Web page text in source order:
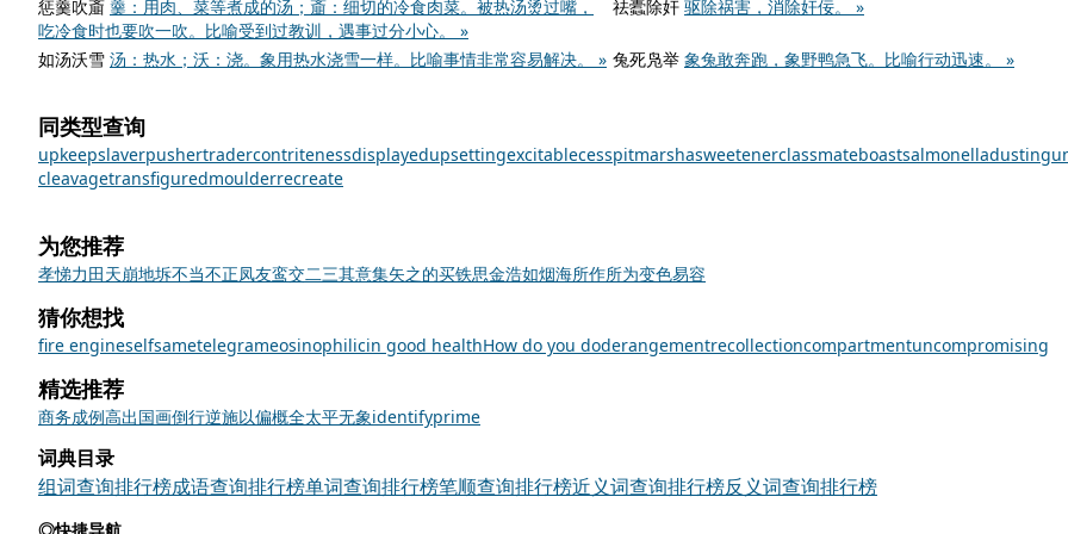
惩羹吹齑 羹：用肉、菜等煮成的汤；齑：细切的冷食肉菜。被热汤烫过嘴，
吃冷食时也要吹一吹。比喻受到过教训，遇事过分小心。 »
祛蠹除奸 驱除祸害，消除奸佞。 »
如汤沃雪 汤：热水；沃：浇。象用热水浇雪一样。比喻事情非常容易解决。 » 兔死凫举 象兔敢奔跑，象野鸭急飞。比喻行动迅速。 »
同类型查询
upkeepslaverpushertradercontritenessdisplayedupsettingexcitablecesspitmarshasweetenerclassmateboastsalmonelladusting
cleavagetransfiguredmoulderrecreate
为您推荐
孝悌力田天崩地坼不当不正凤友鸾交二三其意集矢之的买铁思金浩如烟海所作所为变色易容
猜你想找
fire engineselfsametelegrameosinophilicin good healthHow do you doderangementrecollectioncompartmentuncompromising
精选推荐
商务成例高出国画倒行逆施以偏概全太平无象identifyprime
词典目录
组词查询排行榜成语查询排行榜单词查询排行榜笔顺查询排行榜近义词查询排行榜反义词查询排行榜